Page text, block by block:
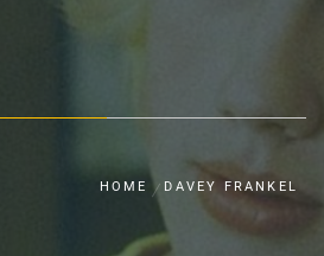
HOME DAVEY FRANKEL